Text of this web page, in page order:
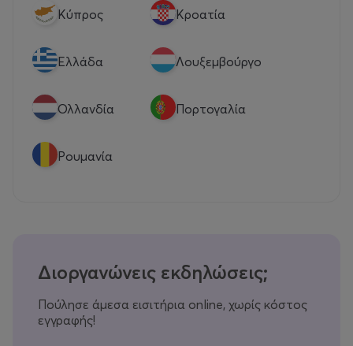
Κύπρος Κροατία
Eλλάδα Λουξεμβούργο
Ολλανδία Πορτογαλία
Ρουμανία
Διοργανώνεις εκδηλώσεις;
Πούλησε άμεσα εισιτήρια online, χωρίς κόστος
εγγραφής!